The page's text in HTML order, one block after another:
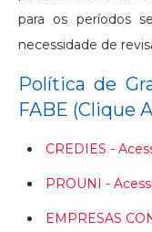
para os períodos
necessidade de
Política de
FABE (Clique
CREDIES -
PROUNI -
EMPRESAS